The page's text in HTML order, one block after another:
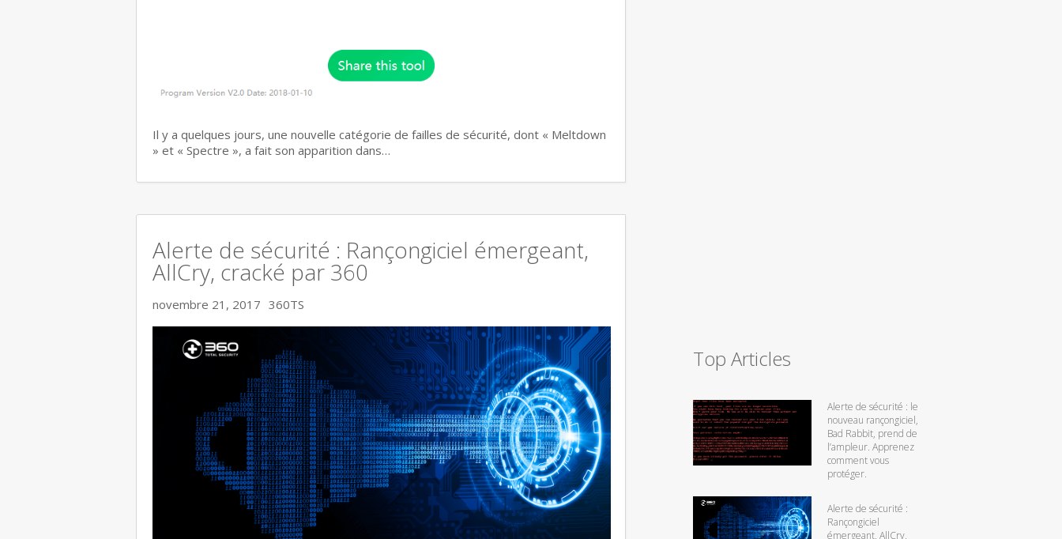
Il y a quelques jours, une nouvelle catégorie de failles de sécurité, dont « Meltdown
» et « Spectre », a fait son apparition dans…
Alerte de sécurité : Rançongiciel émergeant,
AllCry, cracké par 360
novembre 21, 2017 360TS
Top Articles
Alerte de sécurité : le
nouveau rançongiciel,
Bad Rabbit, prend de
l’ampleur. Apprenez
comment vous
protéger.
Alerte de sécurité :
Rançongiciel
émergeant, AllCry,